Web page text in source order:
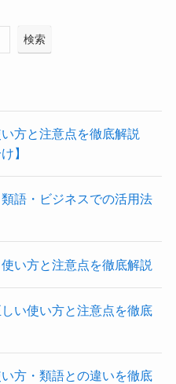
検索
方と注意点を徹底解説
】
語・ビジネスでの活用法
い方と注意点を徹底解説
い使い方と注意点を徹底
方・類語との違いを徹底